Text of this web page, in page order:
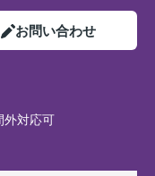
お問い合わせ
対応可